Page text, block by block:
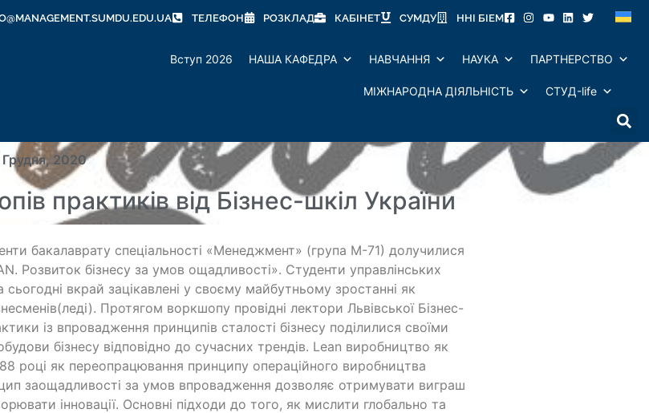
ТЕЛЕФОН РОЗКЛАД КАБІНЕТ СУМДУ ННІ БІЕМ
Вступ 2026 НАША КАФЕДРА НАВЧАННЯ НАУКА ПАРТНЕРСТВО
МІЖНАРОДНА ДІЯЛЬНІСТЬ СТУД-life
Грудня, 2020
практиків від Бізнес-шкіл України
бакалаврату спеціальності «Менеджмент» (група М-71) долучилися
Розвиток бізнесу за умов ощадливості». Студенти управлінських
сьогодні вкрай зацікавлені у своєму майбутньому зростанні як
Протягом воркшопу провідні лектори Львівської Бізнес-
із впровадження принципів сталості бізнесу поділилися своїми
бізнесу відповідно до сучасних трендів. Lean виробництво як
році як переопрацювання принципу операційного виробництва
заощадливості за умов впровадження дозволяє отримувати виграш
інновації. Основні підходи до того, як мислити глобально та